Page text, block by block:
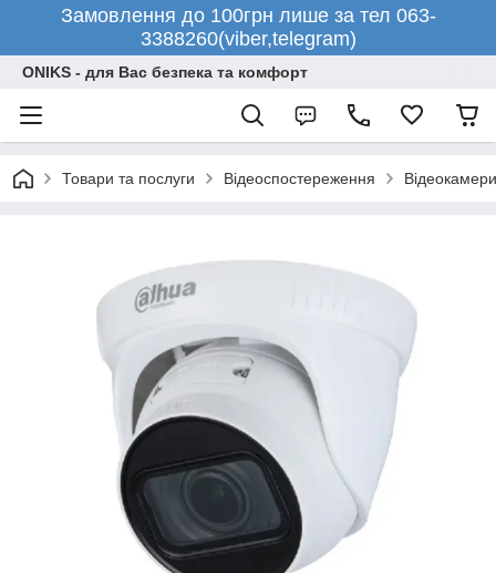
Замовлення до 100грн лише за тел 063-
3388260(viber,telegram)
ONIKS - для Вас безпека та комфорт
Товари та послуги Відеоспостереження